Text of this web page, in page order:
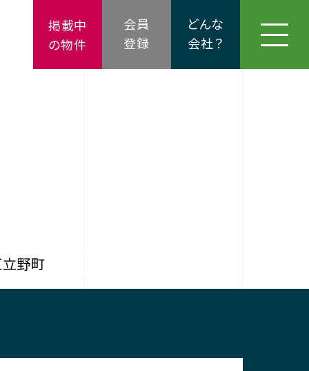
野町
会員
登録
どんな
会社？
掲載中
の物件